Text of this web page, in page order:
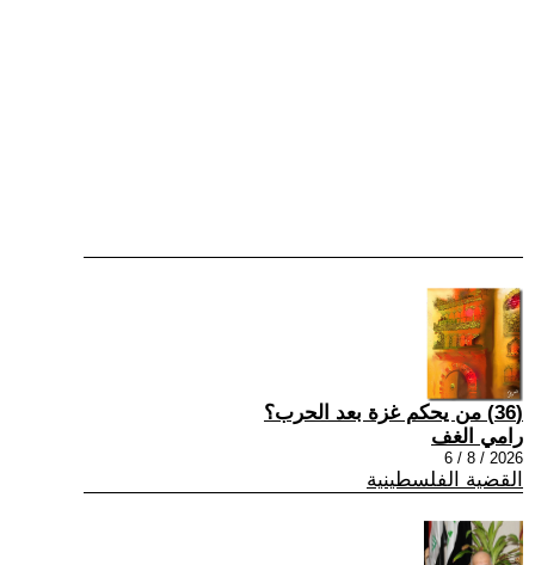
(36) من يحكم غزة بعد الحرب؟
رامي الغف
2026 / 8 / 6
القضية الفلسطينية